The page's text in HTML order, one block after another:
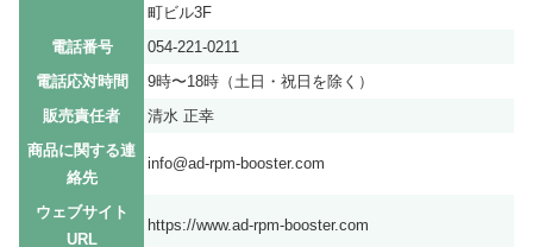
町ビル3F
電話番号
054-221-0211
電話応対時間
9時〜18時（土日・祝日を除く）
販売責任者
清水 正幸
商品に関する連
絡先
info@ad-rpm-booster.com
ウェブサイト
URL
https://www.ad-rpm-booster.com